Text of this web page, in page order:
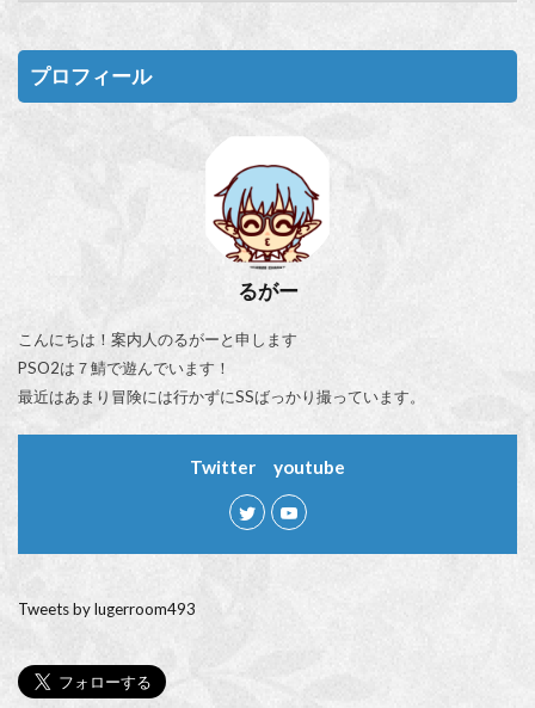
プロフィール
るがー
こんにちは！案内人のるがーと申します
PSO2は７鯖で遊んでいます！
最近はあまり冒険には行かずにSSばっかり撮っています。
Twitter youtube
Tweets by lugerroom493